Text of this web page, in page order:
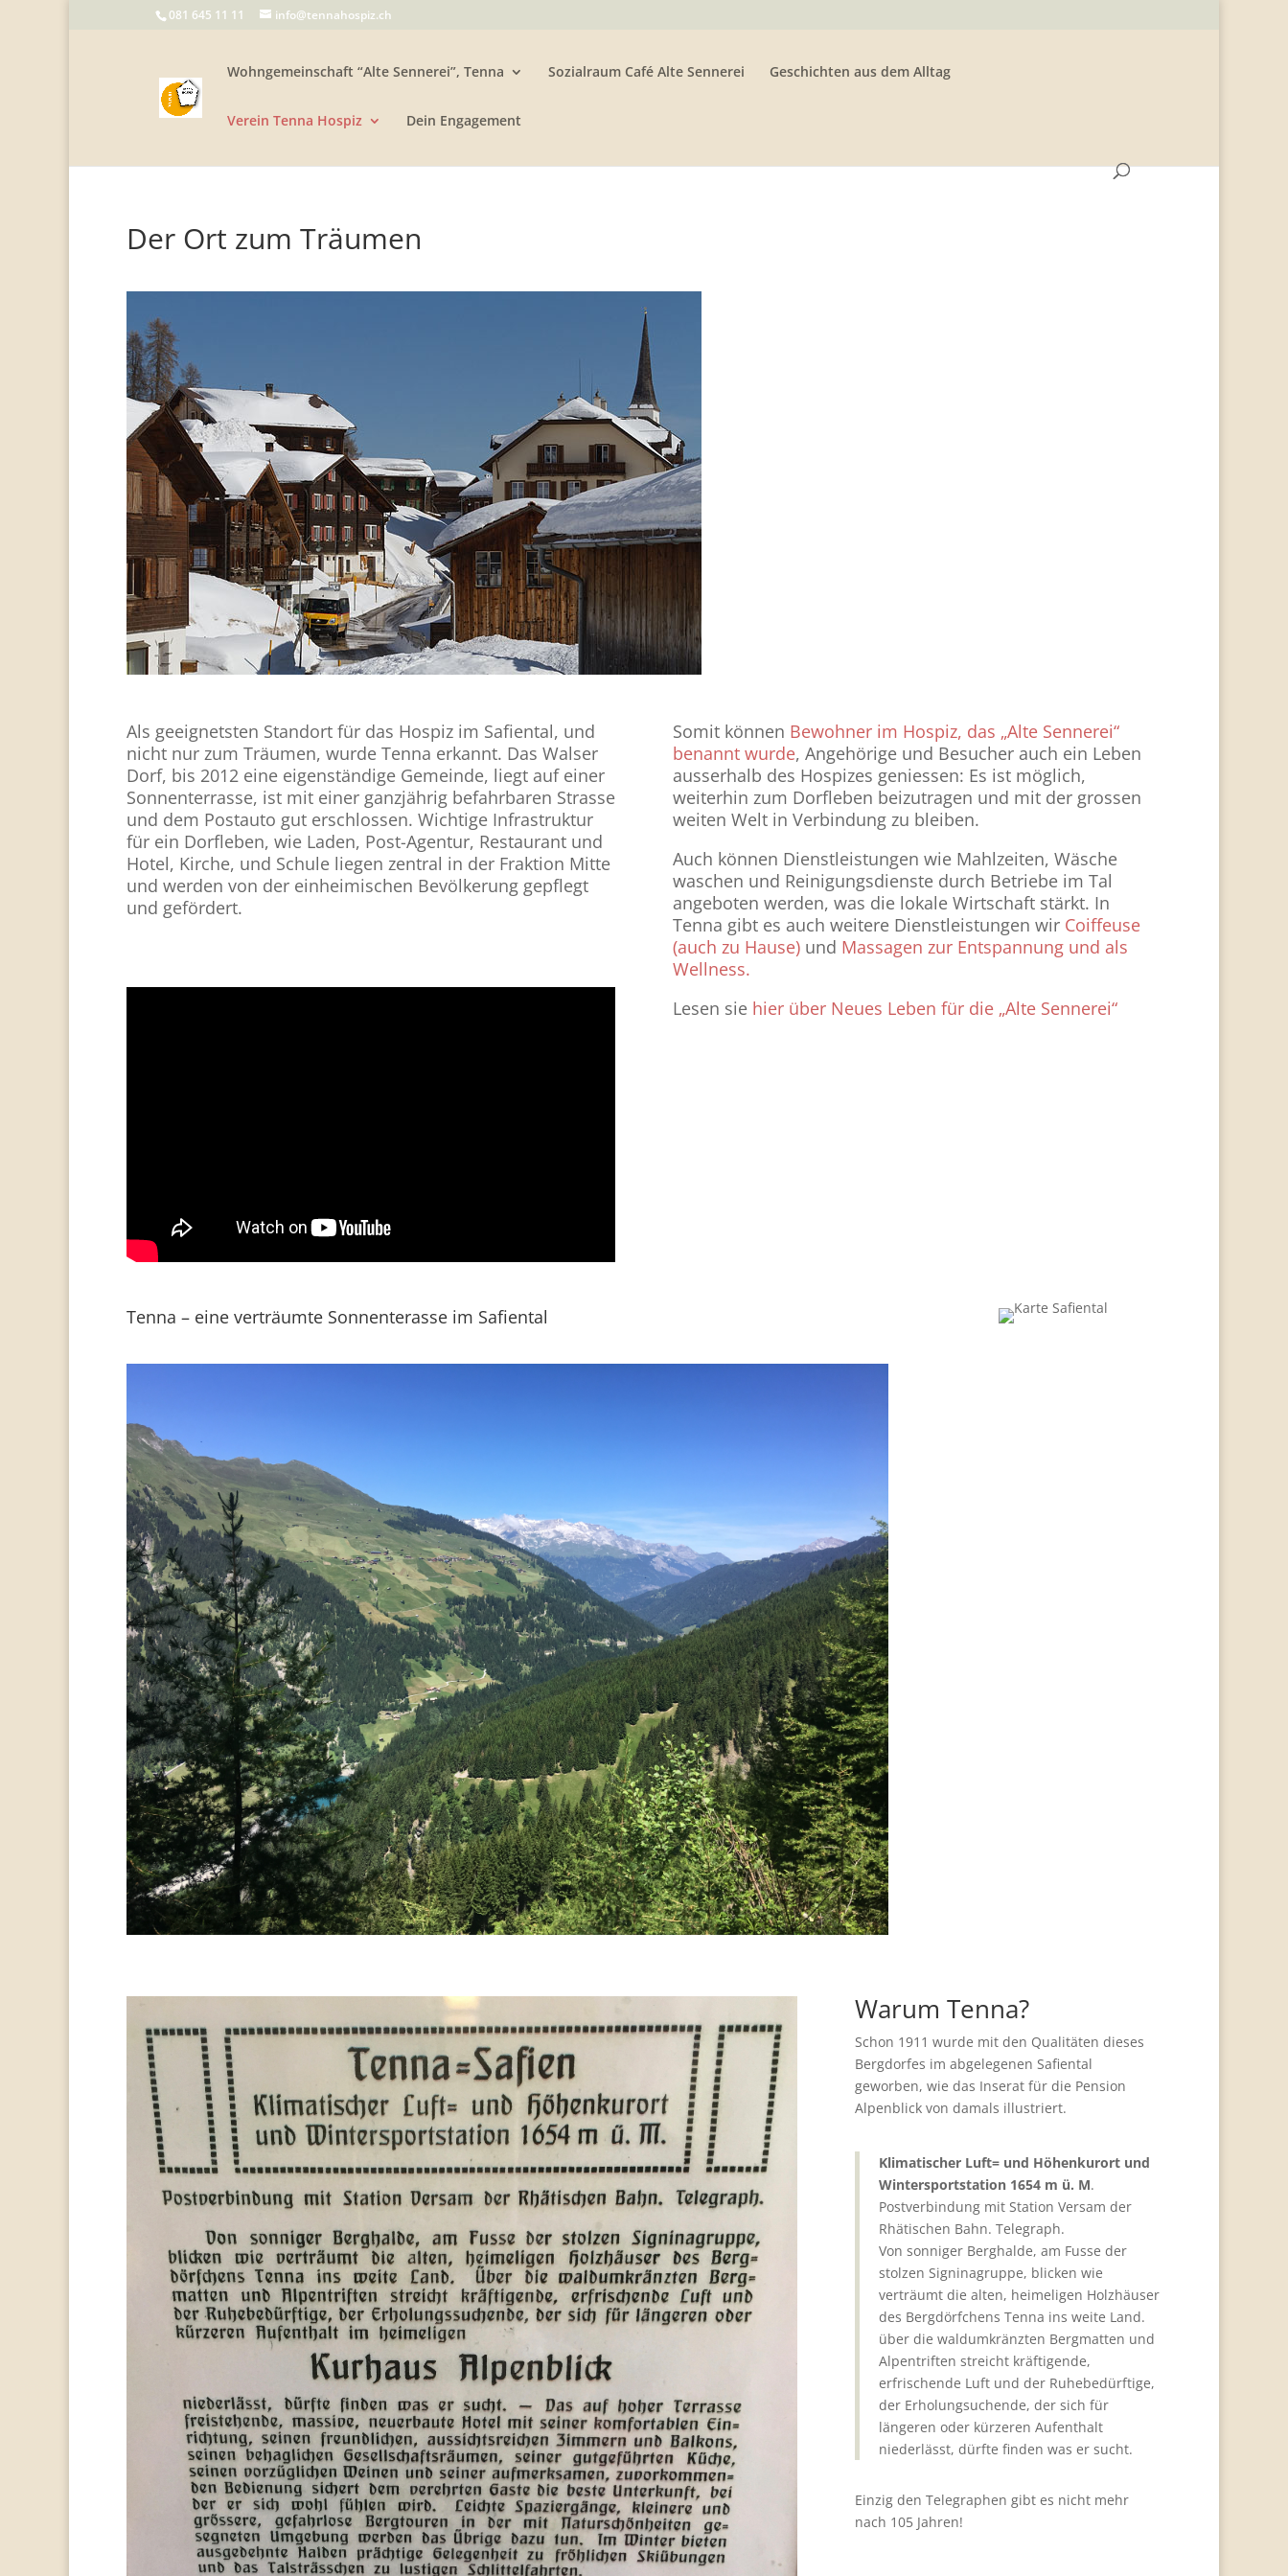
081 645 11 11 info@tennahospiz.ch
Wohngemeinschaft “Alte Sennerei”, Tenna Sozialraum Café Alte Sennerei Geschichten aus dem Alltag
Verein Tenna Hospiz Dein Engagement
Der Ort zum Träumen
Als geeignetsten Standort für das Hospiz im Safiental, und
nicht nur zum Träumen, wurde Tenna erkannt. Das Walser
Dorf, bis 2012 eine eigenständige Gemeinde, liegt auf einer
Sonnenterrasse, ist mit einer ganzjährig befahrbaren Strasse
und dem Postauto gut erschlossen. Wichtige Infrastruktur
für ein Dorfleben, wie Laden, Post-Agentur, Restaurant und
Hotel, Kirche, und Schule liegen zentral in der Fraktion Mitte
und werden von der einheimischen Bevölkerung gepflegt
und gefördert.
Somit können Bewohner im Hospiz, das „Alte Sennerei“
benannt wurde, Angehörige und Besucher auch ein Leben
ausserhalb des Hospizes geniessen: Es ist möglich,
weiterhin zum Dorfleben beizutragen und mit der grossen
weiten Welt in Verbindung zu bleiben.
Auch können Dienstleistungen wie Mahlzeiten, Wäsche
waschen und Reinigungsdienste durch Betriebe im Tal
angeboten werden, was die lokale Wirtschaft stärkt. In
Tenna gibt es auch weitere Dienstleistungen wir Coiffeuse
(auch zu Hause)und Massagen zur Entspannung und als
Wellness.
Lesen sie hier über Neues Leben für die „Alte Sennerei“
Tenna – eine verträumte Sonnenterasse im Safiental
Warum Tenna?
Schon 1911 wurde mit den Qualitäten dieses
Bergdorfes im abgelegenen Safiental
geworben, wie das Inserat für die Pension
Alpenblick von damals illustriert.
Klimatischer Luft= und Höhenkurort und
Wintersportstation 1654 m ü. M.
Postverbindung mit Station Versam der
Rhätischen Bahn. Telegraph.
Von sonniger Berghalde, am Fusse der
stolzen Signinagruppe, blicken wie
verträumt die alten, heimeligen Holzhäuser
des Bergdörfchens Tenna ins weite Land.
über die waldumkränzten Bergmatten und
Alpentriften streicht kräftigende,
erfrischende Luft und der Ruhebedürftige,
der Erholungsuchende, der sich für
längeren oder kürzeren Aufenthalt
niederlässt, dürfte finden was er sucht.
Einzig den Telegraphen gibt es nicht mehr
nach 105 Jahren!